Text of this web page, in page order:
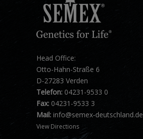
Head Office:
Otto-Hahn-Straße 6
D-27283 Verden
Telefon: 04231-9533 0
Fax: 04231-9533 3
Mail: info@semex-deutschland.de
View Directions